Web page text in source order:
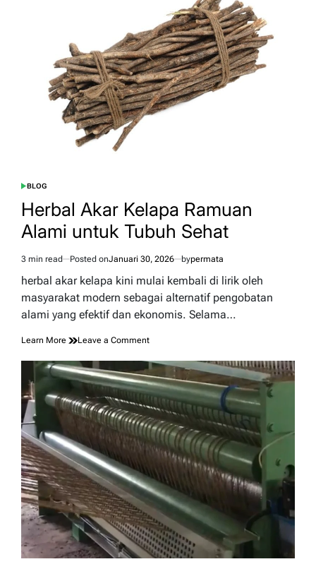
Supplier
POSTED
BLOG
Herbal Akar Kelapa Ramuan
Alami untuk Tubuh Sehat
Estimated
read
3 min read Posted onJanuari 30, 2026 bypermata
herbal akar kelapa kini mulai kembali di lirik oleh
masyarakat modern sebagai alternatif pengobatan
alami yang efektif dan ekonomis. Selama…
Learn More Leave a Commenton
Akar
Kelapa
Ramuan
Alami
untuk
Tubuh
Sehat